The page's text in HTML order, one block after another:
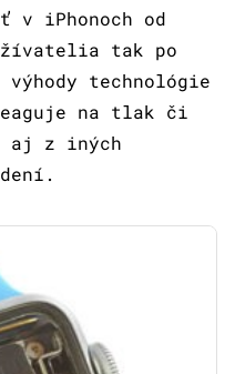
v iPhonoch od
tak po
výhody technológie
na tlak či
aj z iných